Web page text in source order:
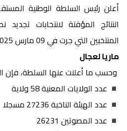
أعلن رئيس السلطة الوطنية المستقلة
النتائج المؤقتة لانتخابات
المنتخبين التي جرت في 09 مارس 2025.
ماريا لعجال
وحسب ما أعلنت عنها السلطة، فإن
◾ عدد الولايات المعنية 58 ولاية
◾ عدد الهيئة الناخبة 27236 مسجلا
◾ عدد المصوتين 26231